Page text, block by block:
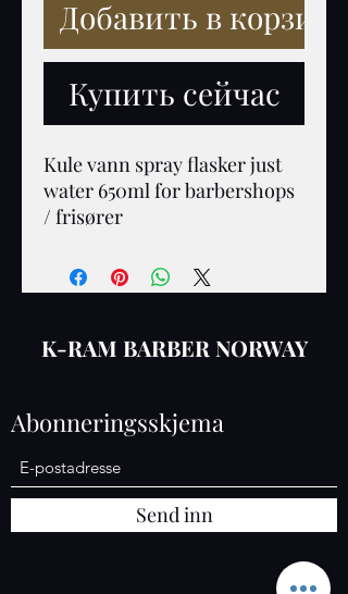
Добавить в корзину
Купить сейчас
Kule vann spray flasker just
water 650ml for barbershops
/ frisører
K-RAM BARBER NORWAY
Abonneringsskjema
Send inn